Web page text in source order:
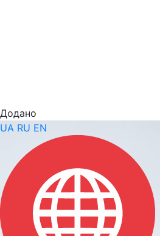
Додано
UA RU EN